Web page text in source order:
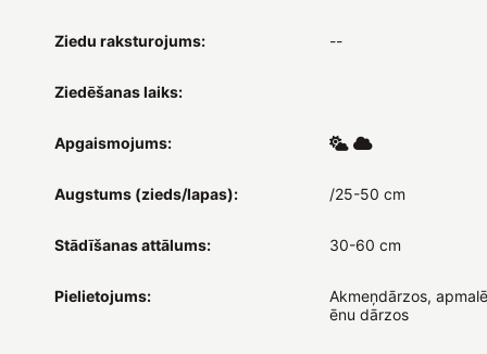
Ziedu raksturojums: --
Ziedēšanas laiks:
Apgaismojums:
Augstums (zieds/lapas): /25-50 cm
Stādīšanas attālums: 30-60 cm
Pielietojums:
Akmeņdārzos,
ēnu dārzos